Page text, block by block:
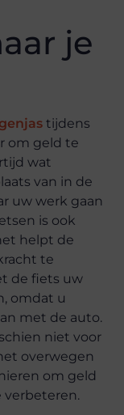
je
tijdens
om geld te
wat
van in de
uw werk gaan
is ook
helpt de
te
de fiets uw
omdat u
met de auto.
niet voor
overwegen
om geld
verbeteren.